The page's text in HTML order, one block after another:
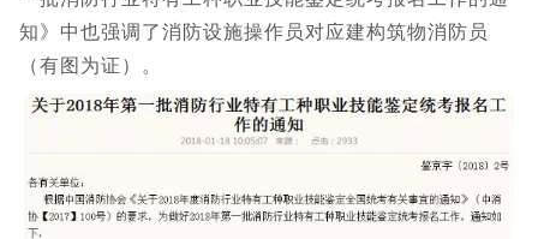
知》中也强调了消防设施操作员对应建构筑物消防员
（有图为证）。